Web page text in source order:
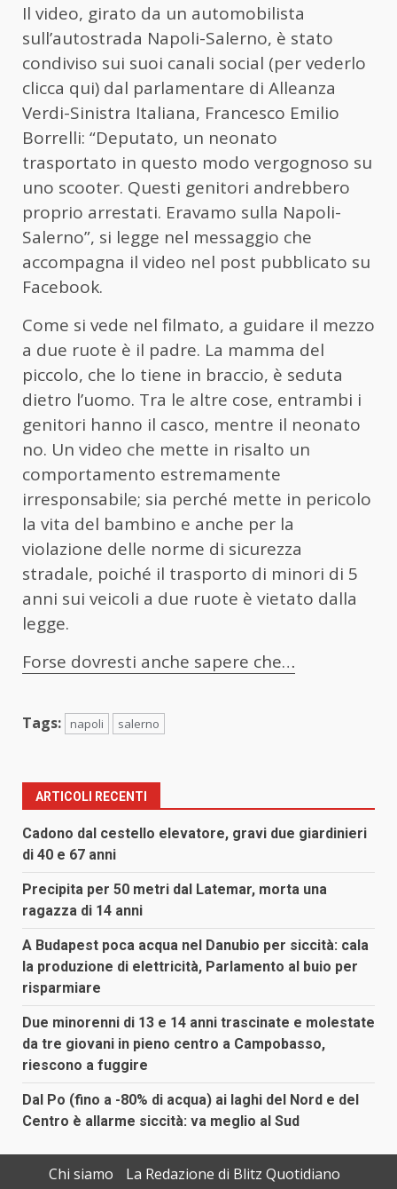
Il video, girato da un automobilista
sull’autostrada Napoli-Salerno, è stato
condiviso sui suoi canali social (per vederlo
clicca qui) dal parlamentare di Alleanza
Verdi-Sinistra Italiana, Francesco Emilio
Borrelli: “Deputato, un neonato
trasportato in questo modo vergognoso su
uno scooter. Questi genitori andrebbero
proprio arrestati. Eravamo sulla Napoli-
Salerno”, si legge nel messaggio che
accompagna il video nel post pubblicato su
Facebook.
Come si vede nel filmato, a guidare il mezzo
a due ruote è il padre. La mamma del
piccolo, che lo tiene in braccio, è seduta
dietro l’uomo. Tra le altre cose, entrambi i
genitori hanno il casco, mentre il neonato
no. Un video che mette in risalto un
comportamento estremamente
irresponsabile; sia perché mette in pericolo
la vita del bambino e anche per la
violazione delle norme di sicurezza
stradale, poiché il trasporto di minori di 5
anni sui veicoli a due ruote è vietato dalla
legge.
Forse dovresti anche sapere che…
Tags: napoli salerno
ARTICOLI RECENTI
Cadono dal cestello elevatore, gravi due giardinieri
di 40 e 67 anni
Precipita per 50 metri dal Latemar, morta una
ragazza di 14 anni
A Budapest poca acqua nel Danubio per siccità: cala
la produzione di elettricità, Parlamento al buio per
risparmiare
Due minorenni di 13 e 14 anni trascinate e molestate
da tre giovani in pieno centro a Campobasso,
riescono a fuggire
Dal Po (fino a -80% di acqua) ai laghi del Nord e del
Centro è allarme siccità: va meglio al Sud
Chi siamo
La Redazione di Blitz Quotidiano